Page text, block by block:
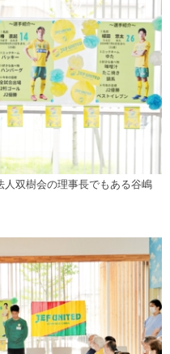
双樹会の理事長でもある谷嶋